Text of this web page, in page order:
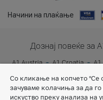
Начини на плаќање
Дознај повеќе за
A1 Austria A1 Croatia A1
Со кликање на копчето "Се
зачуваме колачиња за да
искуство преку анализа на